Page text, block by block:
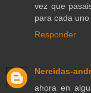
vez que
para cada uno
Responder
Nereidas-
ahora en